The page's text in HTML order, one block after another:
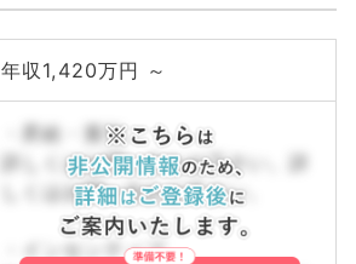
年収1,420万円 ～
・昇給・賞与
詳しくはお問い合わせ下さい。詳
しくはお問い合わせ下さい。
・インセンティブ